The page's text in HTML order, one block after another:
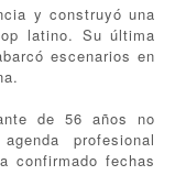
y construyó una
latino. Su última
escenarios en
de 56 años no
profesional
confirmado fechas